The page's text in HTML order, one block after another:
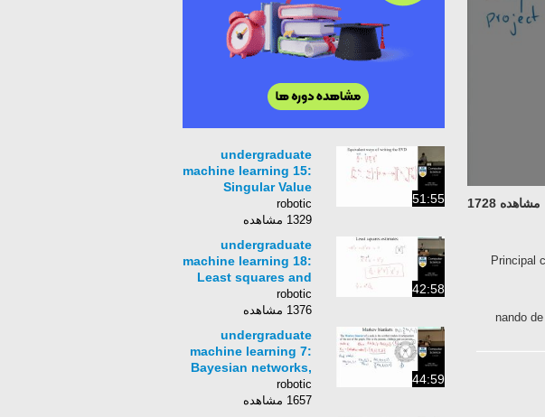
مشاهده 1728
Principal
nando
51:55
undergraduate
machine learning 15:
Singular Value
Decomposition - SVD
robotic
1329 مشاهده
42:58
undergraduate
machine learning 18:
Least squares and
the multivariate
Gaussian
robotic
1376 مشاهده
44:59
undergraduate
machine learning 7:
Bayesian networks,
aka probabilistic
graphical models
robotic
1657 مشاهده